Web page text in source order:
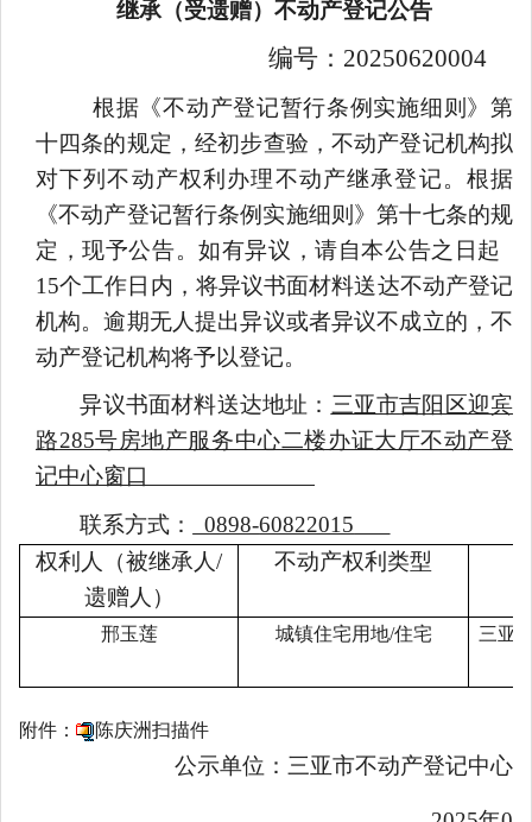
继承 （受遗赠）不动产登记公告
编号： 20250620004
根据《不动产登记暂行条例实施细则》第
十四条的规定 ，经初步查验，不动产登记机构拟
对下列不动产权利办理不动产继承登记。根据
《不动产登记暂行条例实施细则》第十七条的规
定，现予公告。如有异议，请自本公告之日起
15个工作日内 ， 将异议书面材料送达不动产登记
机构。逾期无人提出异议或者异议不成立的，不
动产登记机构将予以登记。
异议书面材料送达地址： 三亚市吉阳区迎宾
路285号房地产服务中心二楼办证大厅不动产登
记中心窗口
联系方式：
0898-60822015
权利人（被继承人/
遗赠人 ）
不动产权利类型
邢玉莲 城镇住宅用地/住宅 三亚
附件： 陈庆洲扫描件
公示单位：三亚市不动产登记中心